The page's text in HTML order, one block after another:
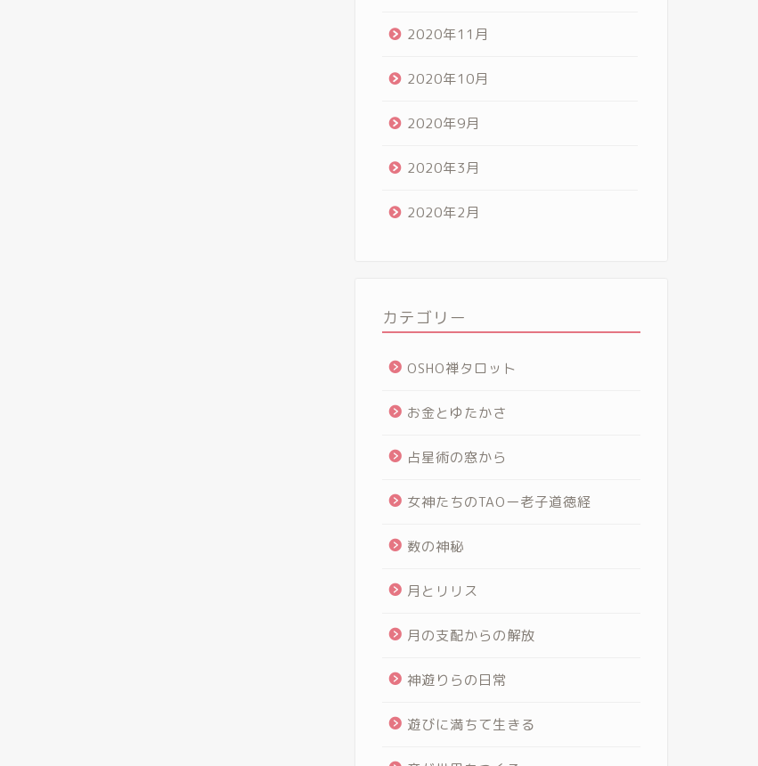
2020年11月
2020年10月
2020年9月
2020年3月
2020年2月
カテゴリー
OSHO禅タロット
お金とゆたかさ
占星術の窓から
女神たちのTAOー老子道徳経
数の神秘
月とリリス
月の支配からの解放
神遊りらの日常
遊びに満ちて生きる